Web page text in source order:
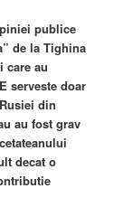
publice
de la Tighina
care au
serveste doar
din
au fost grav
decat o